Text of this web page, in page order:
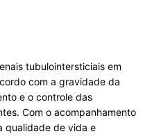
tubulointersticiais em
com a gravidade da
e o controle das
Com o acompanhamento
qualidade de vida e